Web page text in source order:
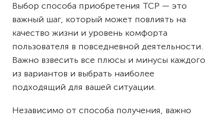
Выбор способа приобретения ТСР — это
важный шаг, который может повлиять на
качество жизни и уровень комфорта
пользователя в повседневной деятельности.
Важно взвесить все плюсы и минусы каждого
из вариантов и выбрать наиболее
подходящий для вашей ситуации.
Независимо от способа получения, важно